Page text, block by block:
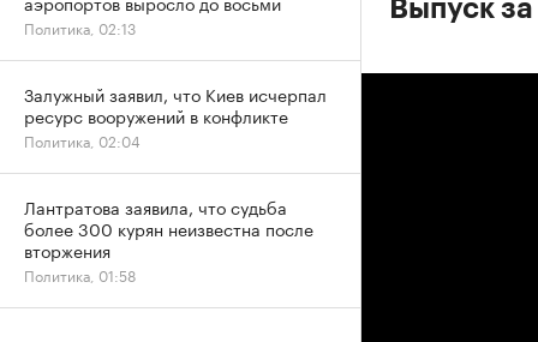
Выпуск
Политика, 02:13
Залужный заявил, что Киев исчерпал
ресурс вооружений в конфликте
Политика, 02:04
Лантратова заявила, что судьба
более 300 курян неизвестна после
вторжения
Политика, 01:58